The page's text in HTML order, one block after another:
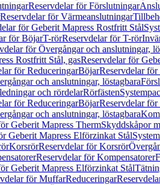
Reservdelar för Förslutningar
Reservdelar för Värmeanslutningar
för Geberit Mapress Rostfritt Stål
för BöjarT-rörReservdelar för T-rör
för Övergångar och anslutningar,
Rostfritt Stål, gasReservdelar för
för ReduceringarBöjarReservdelar
och anslutningar, löstagbara
och rördelarRörfästen
för ReduceringarBöjarReservdelar
och anslutningar, löstagbara
Geberit Mapress ThermSkyddskåpor
Geberit Mapress Elförzinkat Stål
KorsrörReservdelar för Korsrör
Reservdelar för Kompensatorer
Geberit Mapress Elförzinkat Stål
för MuffarReduceringar